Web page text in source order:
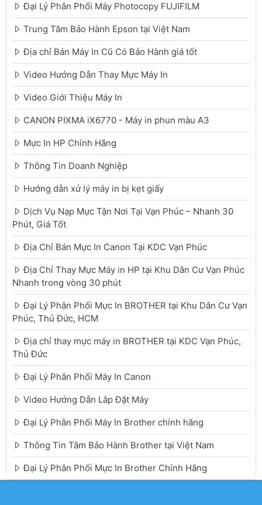
Đại Lý Phân Phối Máy Photocopy FUJIFILM
Trung Tâm Bảo Hành Epson tại Việt Nam
Địa chỉ Bán Máy In Cũ Có Bảo Hành giá tốt
Video Hướng Dẫn Thay Mực Máy In
Video Giới Thiệu Máy In
CANON PIXMA iX6770 - Máy in phun màu A3
Mực In HP Chính Hãng
Thông Tin Doanh Nghiệp
Hướng dẫn xử lý máy in bị kẹt giấy
Dịch Vụ Nạp Mực Tận Nơi Tại Vạn Phúc – Nhanh 30
Phút, Giá Tốt
Địa Chỉ Bán Mực In Canon Tại KDC Vạn Phúc
Địa Chỉ Thay Mực Máy in HP tại Khu Dân Cư Vạn Phúc
Nhanh trong vòng 30 phút
Đại Lý Phân Phối Mực In BROTHER tại Khu Dân Cư Vạn
Phúc, Thủ Đức, HCM
Địa chỉ thay mực máy in BROTHER tại KDC Vạn Phúc,
Thủ Đức
Đại Lý Phân Phối Máy In Canon
Video Hướng Dẫn Lắp Đặt Máy
Đại Lý Phân Phối Máy In Brother chính hãng
Thông Tin Tâm Bảo Hành Brother tại Việt Nam
Đại Lý Phân Phối Mực In Brother Chính Hãng